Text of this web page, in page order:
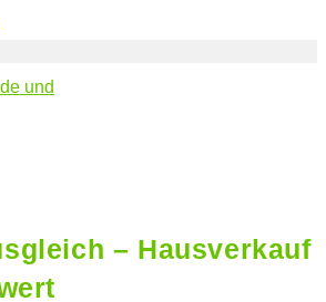
– Hausverkauf